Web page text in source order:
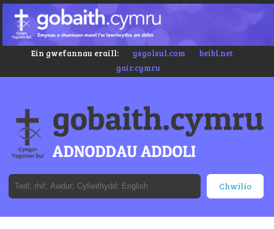
Ein gwefannau eraill: ysgolsul.com
beibl.net
gair.cymru